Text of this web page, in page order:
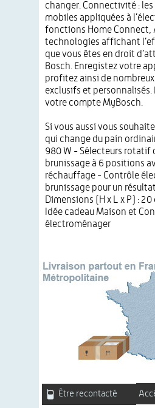
changer. Connectivité :
mobiles appliquées à
fonctions Home Connect,
technologies affichant
que vous êtes en droit
Bosch. Enregistez votre
profitez ainsi de
exclusifs et personnalisés.
votre compte MyBosch.
Si vous aussi vous
qui change du pain
980 W - Sélecteurs rotatif
brunissage à 6 positions
réchauffage - Contrôle
brunissage pour un
Dimensions (H x L x P) :
Idée cadeau Maison et
électroménager
Être recontacté